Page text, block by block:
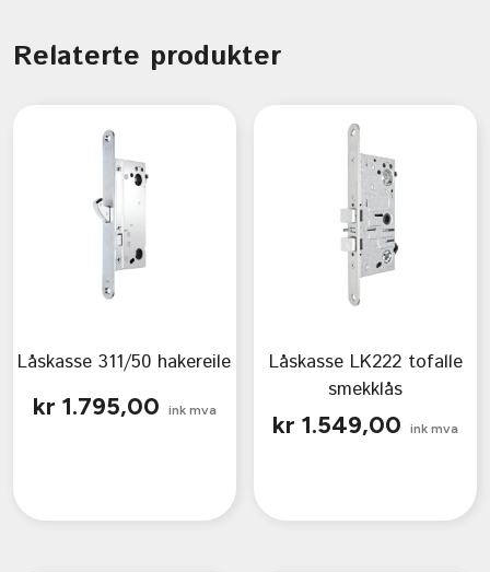
Relaterte produkter
Låskasse 311/50 hakereile
kr 1.795,00 ink mva
Låskasse LK222 tofalle
smekklås
kr 1.549,00 ink mva